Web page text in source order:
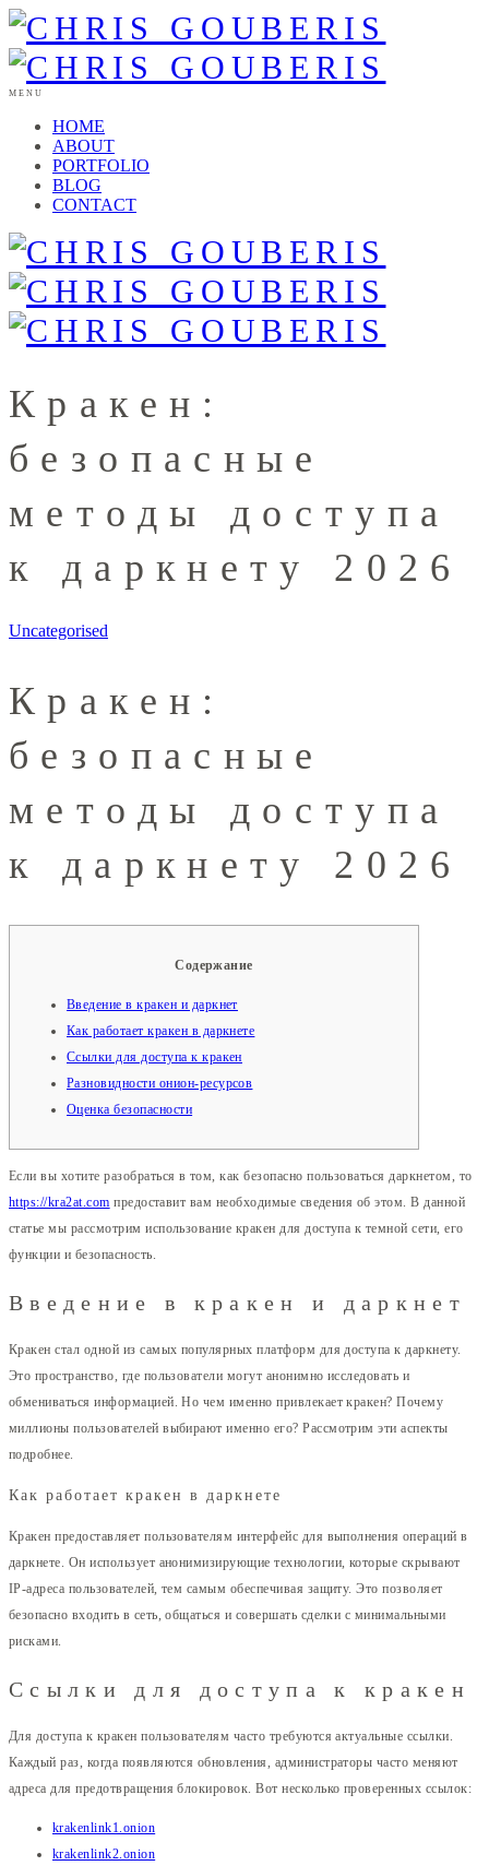
MENU
HOME
ABOUT
PORTFOLIO
BLOG
CONTACT
Кракен:
безопасные
методы доступа
к даркнету 2026
Uncategorised
Кракен:
безопасные
методы доступа
к даркнету 2026
Содержание
Введение в кракен и даркнет
Как работает кракен в даркнете
Ссылки для доступа к кракен
Разновидности онион-ресурсов
Оценка безопасности
Если вы хотите разобраться в том, как безопасно пользоваться даркнетом, то
https://kra2at.com предоставит вам необходимые сведения об этом. В данной
статьe мы рассмотрим использование кракен для доступа к темной сети, его
функции и безопасность.
Введение в кракен и даркнет
Кракен стал одной из самых популярных платформ для доступа к даркнету.
Это пространство, где пользователи могут анонимно исследовать и
обмениваться информацией. Но чем именно привлекает кракен? Почему
миллионы пользователей выбирают именно его? Рассмотрим эти аспекты
подробнее.
Как работает кракен в даркнете
Кракен предоставляет пользователям интерфейс для выполнения операций в
даркнете. Он использует анонимизирующие технологии, которые скрывают
IP-адреса пользователей, тем самым обеспечивая защиту. Это позволяет
безопасно входить в сеть, общаться и совершать сделки с минимальными
рисками.
Ссылки для доступа к кракен
Для доступа к кракен пользователям часто требуются актуальные ссылки.
Каждый раз, когда появляются обновления, администраторы часто меняют
адреса для предотвращения блокировок. Вот несколько проверенных ссылок:
krakenlink1.onion
krakenlink2.onion